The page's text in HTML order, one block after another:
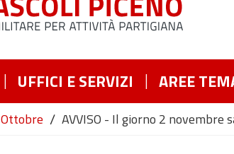
UFFICI E SERVIZI AREE
Ottobre / AVVISO - Il giorno 2 novembre